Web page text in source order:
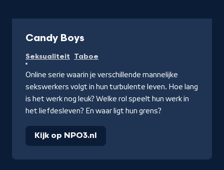
Candy Boys
Seksualiteit Taboe
Online serie waarin je verschillende mannelijke
sekswerkers volgt in hun turbulente leven. Hoe lang
is het werk nog leuk? Welke rol speelt hun werk in
het liefdesleven? En waar ligt hun grens?
Kijk op NPO3.nl